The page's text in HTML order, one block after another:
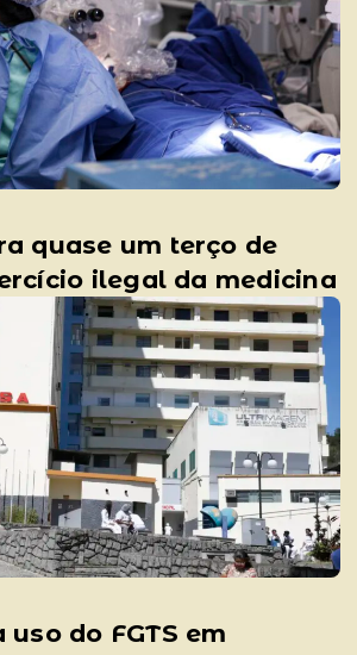
quase um terço de
ilegal da medicina
do FGTS em